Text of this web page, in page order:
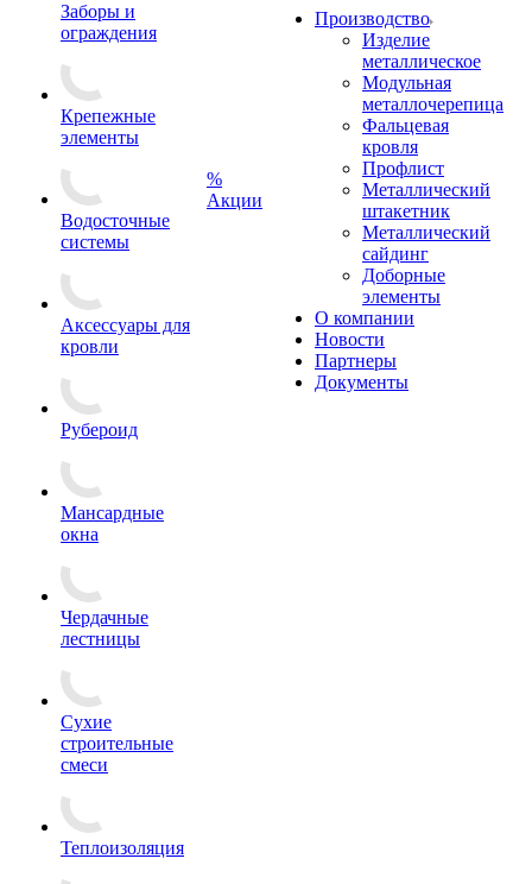
Заборы и
ограждения
Крепежные
элементы
Водосточные
системы
Аксессуары для
кровли
Рубероид
Мансардные
окна
Чердачные
лестницы
Сухие
строительные
смеси
Теплоизоляция
%
Акции
Производство
Изделие
металлическое
Модульная
металлочерепица
Фальцевая
кровля
Профлист
Металлический
штакетник
Металлический
сайдинг
Доборные
элементы
О компании
Новости
Партнеры
Документы